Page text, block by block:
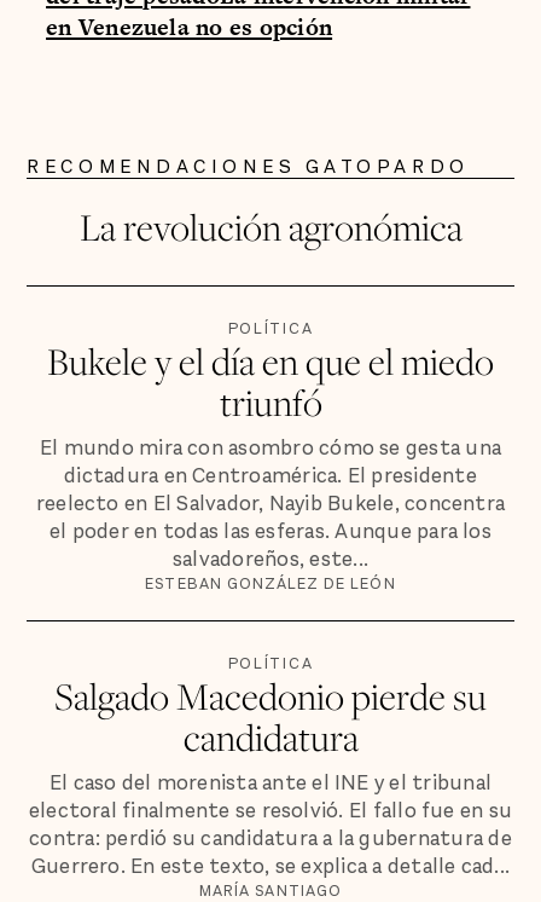
en Venezuela no es opción
RECOMENDACIONES GATOPARDO
La revolución agronómica
POLÍTICA
Bukele y el día en que el miedo
triunfó
El mundo mira con asombro cómo se gesta una
dictadura en Centroamérica. El presidente
reelecto en El Salvador, Nayib Bukele, concentra
el poder en todas las esferas. Aunque para los
salvadoreños, este...
ESTEBAN GONZÁLEZ DE LEÓN
POLÍTICA
Salgado Macedonio pierde su
candidatura
El caso del morenista ante el INE y el tribunal
electoral finalmente se resolvió. El fallo fue en su
contra: perdió su candidatura a la gubernatura de
Guerrero. En este texto, se explica a detalle cad...
MARÍA SANTIAGO